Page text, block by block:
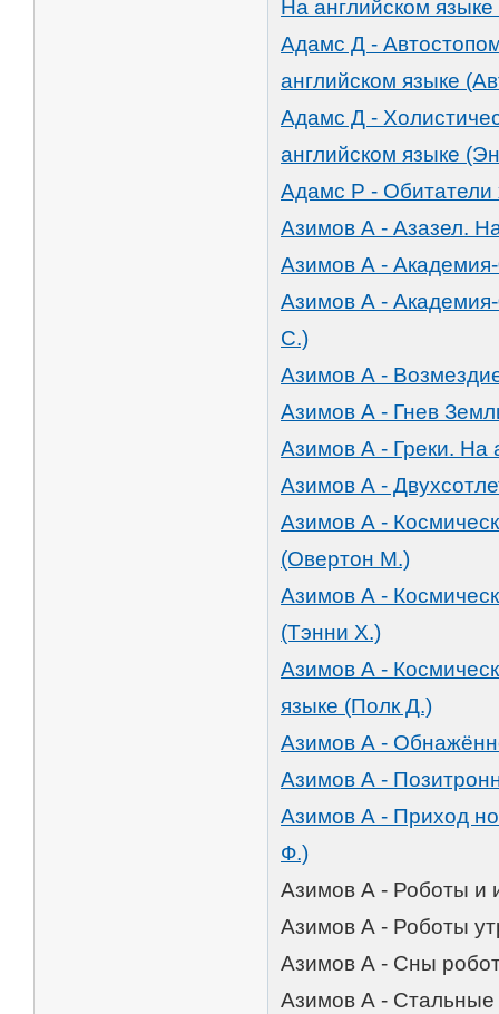
На английском
Адамс Д -
английском языке
Адамс Д -
английском языке
Адамс Р - Обитатели
Азимов А - Азазел.
Азимов А -
Азимов А -
С.)
Азимов А -
Азимов А - Гнев
Азимов А - Греки. На
Азимов А -
Азимов А -
(Овертон М.)
Азимов А -
(Тэнни Х.)
Азимов А -
языке (Полк Д.)
Азимов А -
Азимов А -
Азимов А - Приход
Ф.)
Азимов А - Роботы и
Азимов А - Роботы
Азимов А - Сны
Азимов А -